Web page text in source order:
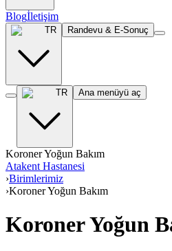
Blogİletişim
TR Randevu & E-Sonuç
TR Ana menüyü aç
Koroner Yoğun Bakım
Atakent Hastanesi
›Birimlerimiz
›Koroner Yoğun Bakım
Koroner Yoğun